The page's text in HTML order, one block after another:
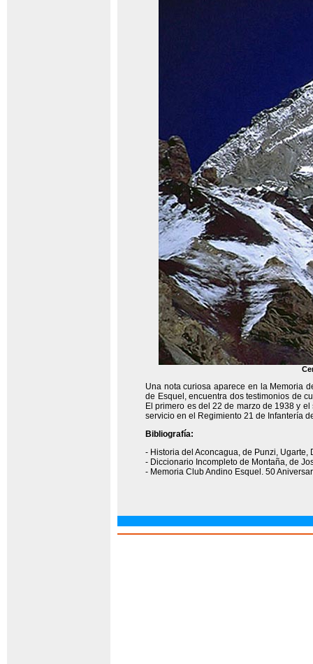
Una nota curiosa aparece en la Memoria
de Esquel, encuentra dos testimonios de
El primero es del 22 de marzo de 1938 y
servicio en el Regimiento 21 de Infantería
Bibliografía:
- Historia del Aconcagua, de Punzi, Ugarte,
- Diccionario Incompleto de Montaña, de
- Memoria Club Andino Esquel. 50